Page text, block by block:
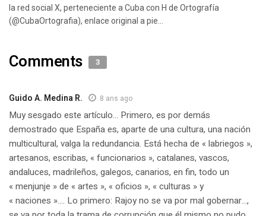
la red social X, perteneciente a Cuba con H de Ortografía
(@CubaOrtografia), enlace original a pie...
Comments 3
Guido A. Medina R. 8 ans ago
Muy sesgado este artículo… Primero, es por demás
demostrado que España es, aparte de una cultura, una nación
multicultural, valga la redundancia. Está hecha de « labriegos »,
artesanos, escribas, « funcionarios », catalanes, vascos,
andaluces, madrileños, galegos, canarios, en fin, todo un
« menjunje » de « artes », « oficios », « culturas » y
« naciones »…. Lo primero: Rajoy no se va por mal gobernar…,